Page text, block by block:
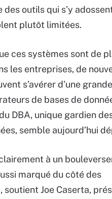
des outils qui s’y
plutôt limitées.
ces systèmes sont de
les entreprises, de
s’avérer d’une
de bases de
DBA, unique gardien
semble aujourd’hui
à un
marqué du côté des
soutient Joe Caserta,